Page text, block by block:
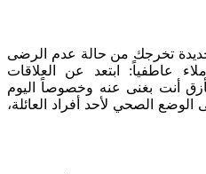
تخرجك من حالة عدم الرضى
عاطفياً: ابتعد عن العلاقات
أنت بغنى عنه وخصوصاً اليوم
الصحي لأحد أفراد العائلة،